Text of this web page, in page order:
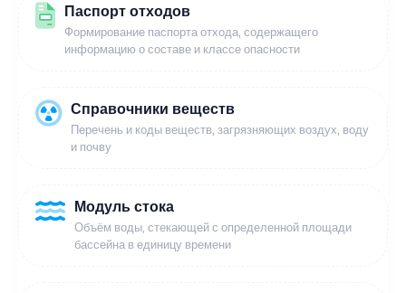
Паспорт отходов
Формирование паспорта отхода, содержащего
информацию о составе и классе опасности
Справочники веществ
Перечень и коды веществ, загрязняющих воздух, воду
и почву
Модуль стока
Объём воды, стекающей с определенной площади
бассейна в единицу времени